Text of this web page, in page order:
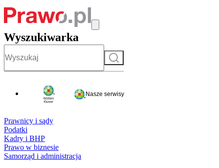
Wyszukiwarka
Szukaj
Nasze serwisy
Prawnicy i sądy
Podatki
Kadry i BHP
Prawo w biznesie
Samorząd i administracja